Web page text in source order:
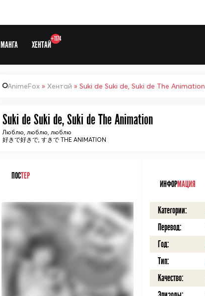
МАНГА ХЕНТАЙ
+1174
AnimeFox » Хентай » Suki de Suki de, Suki de The Animation
Suki de Suki de, Suki de The Animation
Люблю, люблю, люблю
好きで好きで, すきで THE ANIMATION
ПОСТЕР
ИНФОРМАЦИЯ
Категории:
Перевод:
Год:
Тип:
Качество: